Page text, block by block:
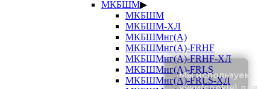
МКБШМ▶
МКБШМ
МКБШМ-ХЛ
МКБШМнг(А)
МКБШМнг(А)-FRHF
МКБШМнг(А)-FRHF-ХЛ
МКБШМнг(А)-FRLS
МКБШМнг(А)-FRLS-ХЛ
Мы используем